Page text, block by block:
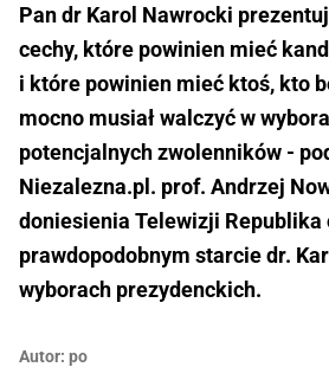
Pan dr Karol Nawrocki
cechy, które powinien mieć
i które powinien mieć ktoś, kto
mocno musiał walczyć w
potencjalnych zwolenników -
Niezalezna.pl. prof. Andrzej
doniesienia Telewizji Republika
prawdopodobnym starcie dr.
wyborach prezydenckich.
Autor: po